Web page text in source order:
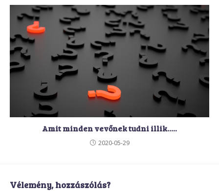
Amit minden vevőnek tudni illik…..
2020-05-29
Vélemény, hozzászólás?